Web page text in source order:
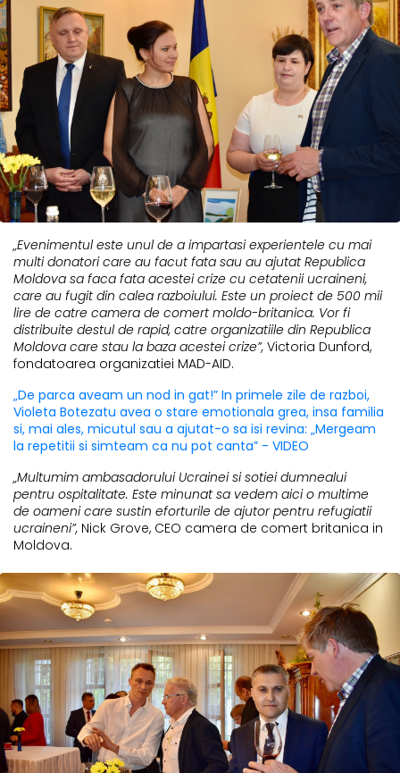
„Evenimentul este unul de a impartasi experientele cu mai
multi donatori care au facut fata sau au ajutat Republica
Moldova sa faca fata acestei crize cu cetatenii ucraineni,
care au fugit din calea razboiului. Este un proiect de 500 mii
lire de catre camera de comert moldo-britanica. Vor fi
distribuite destul de rapid, catre organizatiile din Republica
Moldova care stau la baza acestei crize”, Victoria Dunford,
fondatoarea organizatiei MAD-AID.
„De parca aveam un nod in gat!” In primele zile de razboi,
Violeta Botezatu avea o stare emotionala grea, insa familia
si, mai ales, micutul sau a ajutat-o sa isi revina: „Mergeam
la repetitii si simteam ca nu pot canta” - VIDEO
„Multumim ambasadorului Ucrainei si sotiei dumnealui
pentru ospitalitate. Este minunat sa vedem aici o multime
de oameni care sustin eforturile de ajutor pentru refugiatii
ucraineni”, Nick Grove, CEO camera de comert britanica in
Moldova.